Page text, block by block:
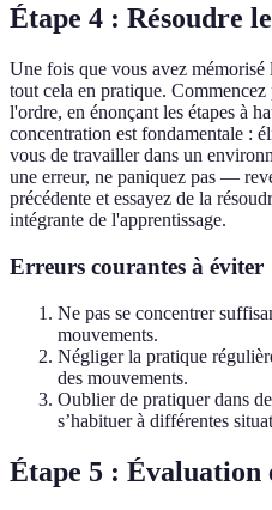
Étape 4 : Résoudre
Une fois que vous avez mémorisé
tout cela en pratique.
l'ordre, en énonçant les étapes à
concentration est fondamentale :
vous de travailler dans un
une erreur, ne paniquez pas —
précédente et essayez de la
intégrante de l'apprentissage.
Erreurs courantes à éviter
Ne pas se concentrer
mouvements.
Négliger la pratique
des mouvements.
Oublier de pratiquer dans
s’habituer à différentes
Étape 5 :